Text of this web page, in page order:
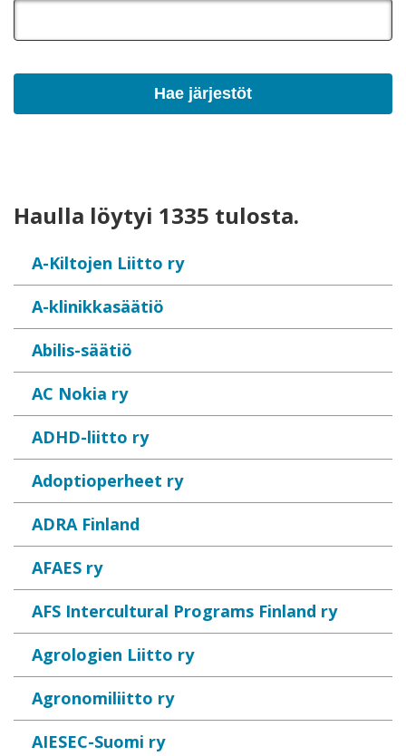
Haulla löytyi 1335 tulosta.
A-Kiltojen Liitto ry
A-klinikkasäätiö
Abilis-säätiö
AC Nokia ry
ADHD-liitto ry
Adoptioperheet ry
ADRA Finland
AFAES ry
AFS Intercultural Programs Finland ry
Agrologien Liitto ry
Agronomiliitto ry
AIESEC-Suomi ry